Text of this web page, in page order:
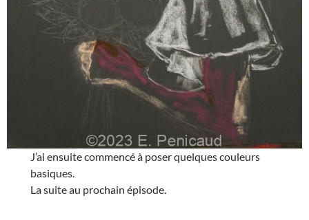
J’ai ensuite commencé à poser quelques couleurs
basiques.
La suite au prochain épisode.